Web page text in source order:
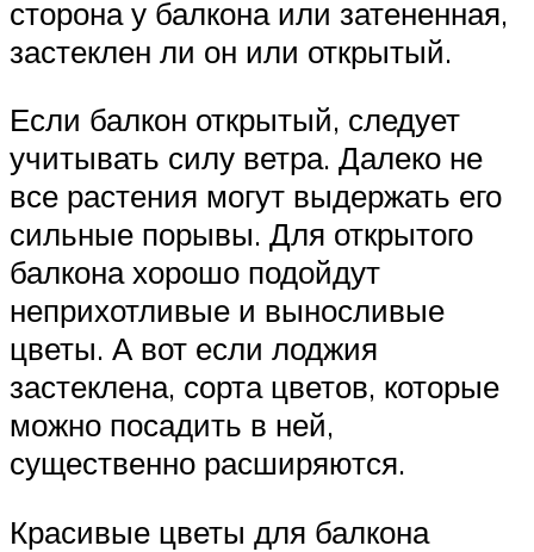
сторона у балкона или затененная,
застеклен ли он или открытый.
Если балкон открытый, следует
учитывать силу ветра. Далеко не
все растения могут выдержать его
сильные порывы. Для открытого
балкона хорошо подойдут
неприхотливые и выносливые
цветы. А вот если лоджия
застеклена, сорта цветов, которые
можно посадить в ней,
существенно расширяются.
Красивые цветы для балкона